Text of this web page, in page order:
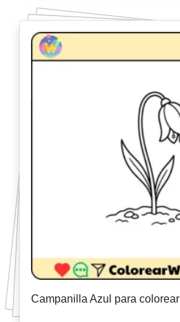
Campanilla Azul para colorear